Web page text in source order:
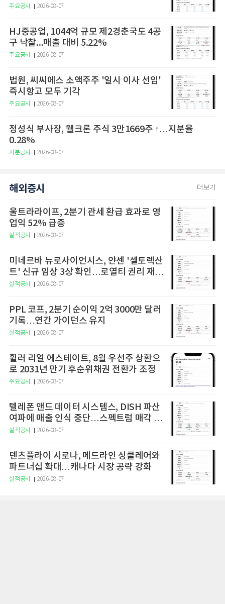
주요공시 2026-08-07
HJ중공업, 1044억 규모 제2경춘국도 4공
구 낙찰...매출 대비 5.22%
주요공시 2026-08-07
법원, 씨씨에스 소액주주 '일시 이사 선임'
즉시항고 모두 기각
주요공시 2026-08-07
정성식 부사장, 웰크론 주식 3만1669주 ↑…지분율
0.28%
지분공시 2026-08-07
해외증시 더보기
울트라라이프, 2분기 관세 환급 효과로 영
업익 52% 급증
실적공시 2026-08-07
미네르바 뉴로사이언시스, 얀센 '셀토렉산
트' 신규 임상 3상 확인…로열티 권리 재평
가 주목
실적공시 2026-08-07
PPL 코프, 2분기 순이익 2억 3000만 달러
기록…연간 가이던스 유지
실적공시 2026-08-07
휠러 리얼 에스테이트, 8월 우선주 상환으
로 2031년 만기 후순위채권 전환가 조정
주요공시 2026-08-07
텔레폰 앤드 데이터 시스템스, DISH 파산
여파에 매출 인식 중단…스펙트럼 매각 세
금 1억7000만달러 3분기 납부 예정
실적공시 2026-08-07
덴츠플라이 시로나, 메드라인 싱클레어와
파트너십 확대…캐나다 시장 공략 강화
실적공시 2026-08-07